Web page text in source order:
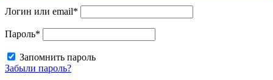
Логин или email*
Пароль*
Запомнить пароль
Забыли пароль?